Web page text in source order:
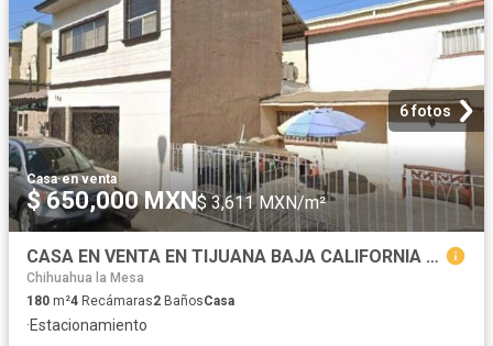
6 fotos
Casa·en venta
$ 650,000 MXN$ 3,611 MXN/m²
CASA EN VENTA EN TIJUANA BAJA CALIFORNIA VIENTOS GAS Y ANEXAS VIENTOS ALISIOS
Chihuahua la Mesa
180 m²4 Recámaras2 BañosCasa
·Estacionamiento